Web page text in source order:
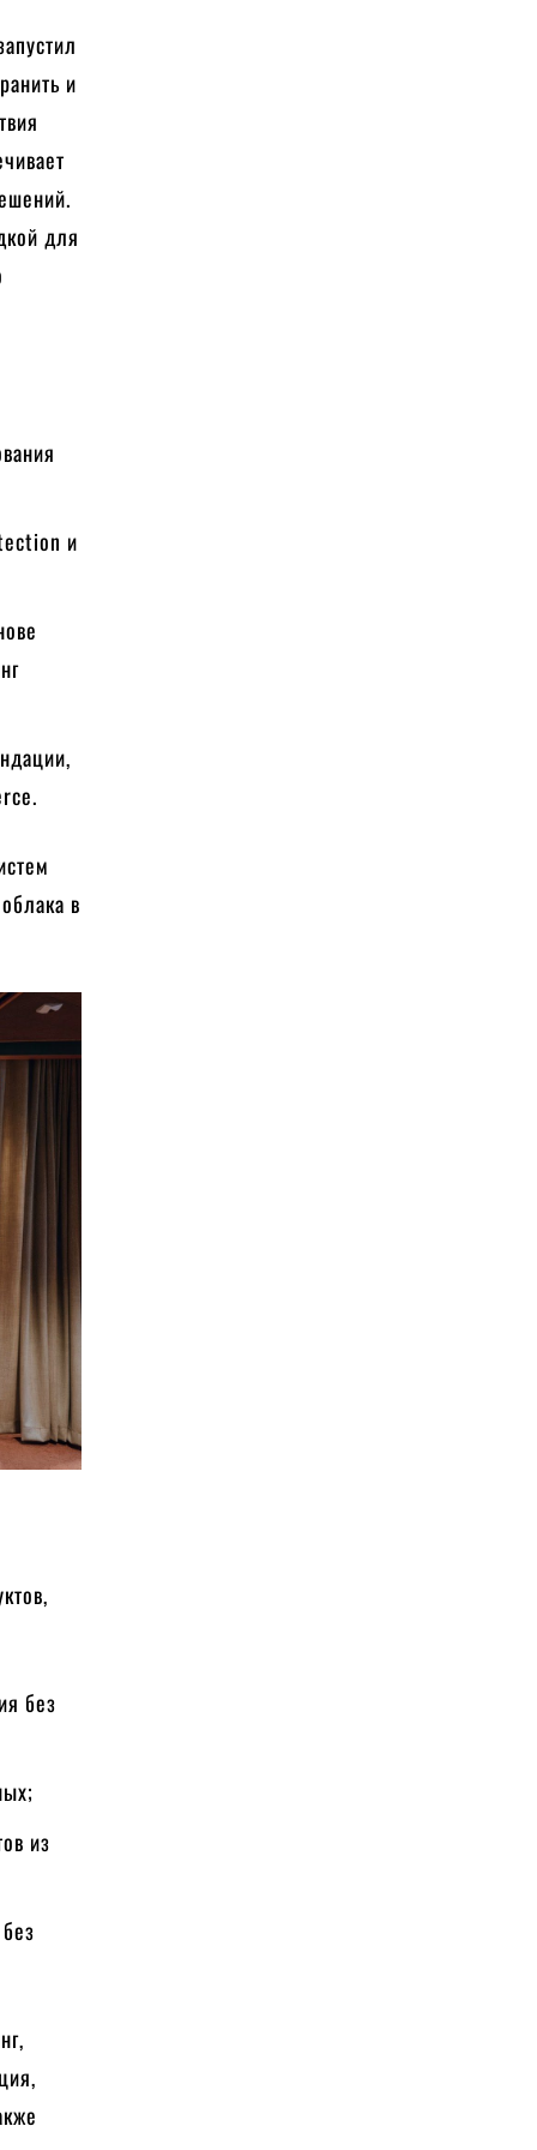
и
для
и
в
без
из